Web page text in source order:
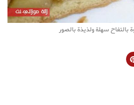
سهلة ولذيذة بالصور